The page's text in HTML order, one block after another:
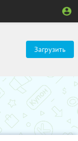
Загрузить